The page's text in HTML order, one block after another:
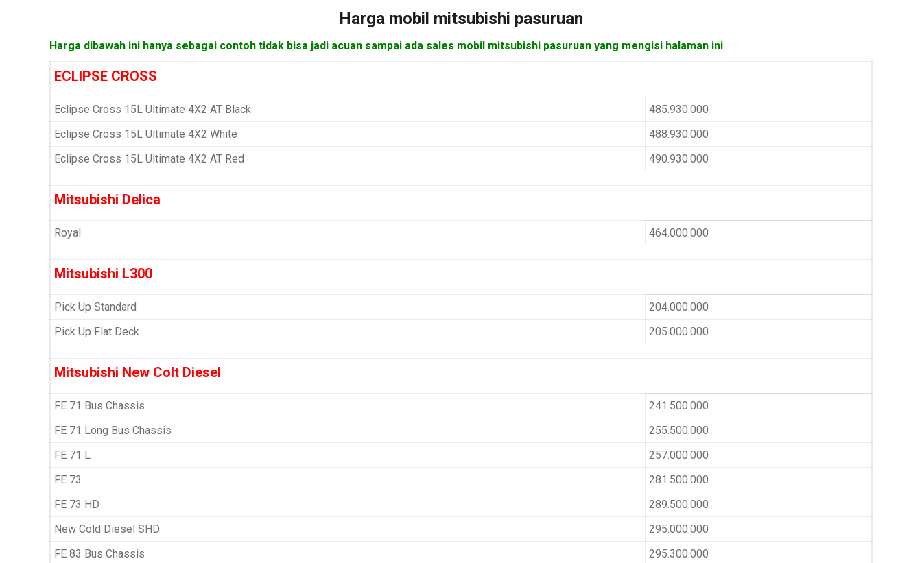
Harga mobil mitsubishi pasuruan
Harga dibawah ini hanya sebagai contoh tidak bisa jadi acuan sampai ada sales mobil mitsubishi pasuruan yang mengisi halaman ini
ECLIPSE CROSS
Eclipse Cross 15L Ultimate 4X2 AT Black
485.930.000
Eclipse Cross 15L Ultimate 4X2 White
488.930.000
Eclipse Cross 15L Ultimate 4X2 AT Red
490.930.000
Mitsubishi Delica
Royal 464.000.000
Mitsubishi L300
Pick Up Standard
204.000.000
Pick Up Flat Deck
205.000.000
Mitsubishi New Colt Diesel
FE 71 Bus Chassis
241.500.000
FE 71 Long Bus Chassis
255.500.000
FE 71 L
257.000.000
FE 73
281.500.000
FE 73 HD
289.500.000
New Cold Diesel SHD
295.000.000
FE 83 Bus Chassis
295.300.000